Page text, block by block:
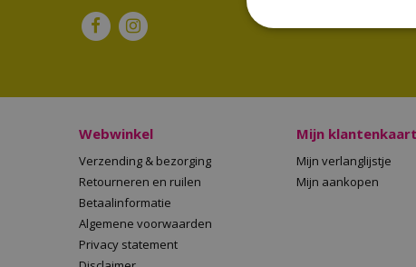
Webwinkel
Verzending & bezorging
Retourneren en ruilen
Betaalinformatie
Algemene voorwaarden
Privacy statement
Mijn klantenkaart
Mijn verlanglijstje
Mijn aankopen